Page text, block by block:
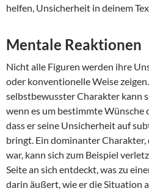
helfen, Unsicherheit in deinem
Mentale Reaktionen
Nicht alle Figuren werden ihre
oder konventionelle Weise
selbstbewusster Charakter kann
wenn es um bestimmte Wünsche
dass er seine Unsicherheit auf
bringt. Ein dominanter
war, kann sich zum Beispiel
Seite an sich entdeckt, was zu
darin äußert, wie er die Situation